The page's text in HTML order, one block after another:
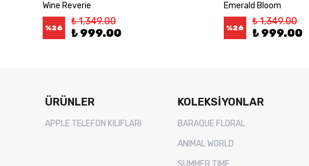
Wine Reverie
%26
₺ 1,349.00
₺ 999.00
Emerald Bloom
%26
₺ 1,349.00
₺ 999.00
ÜRÜNLER
APPLE TELEFON KILIFLARI
KOLEKSİYONLAR
BARAQUE FLORAL
ANIMAL WORLD
SUMMER TIME